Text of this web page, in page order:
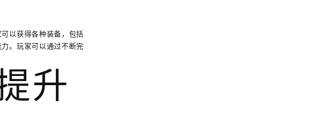
以获得各种装备，包括
。玩家可以通过不断完
升